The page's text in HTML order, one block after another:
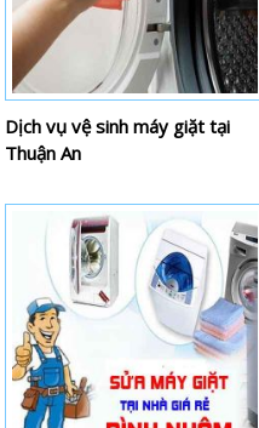
Dịch vụ vệ sinh máy giặt tại
Thuận An